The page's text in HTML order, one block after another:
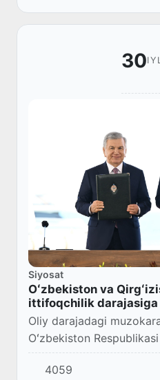
30IYL
Siyosat
Oʻzbekiston va
ittifoqchilik darajasiga
Oliy darajadagi
Oʻzbekiston
Mirziyoyev va Qirgʻiz
Sadir Japarov
4059